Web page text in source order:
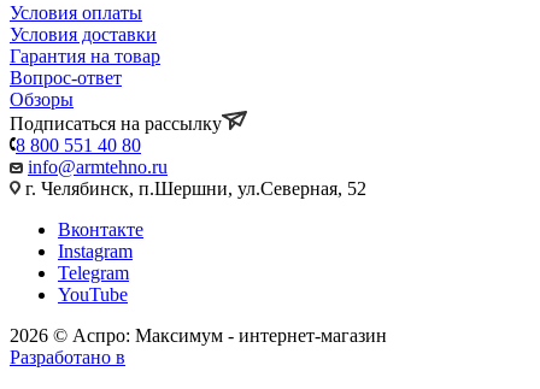
Условия оплаты
Условия доставки
Гарантия на товар
Вопрос-ответ
Обзоры
Подписаться на рассылку
8 800 551 40 80
info@armtehno.ru
г. Челябинск, п.Шершни, ул.Северная, 52
Вконтакте
Instagram
Telegram
YouTube
2026 © Аспро: Максимум - интернет-магазин
Разработано в